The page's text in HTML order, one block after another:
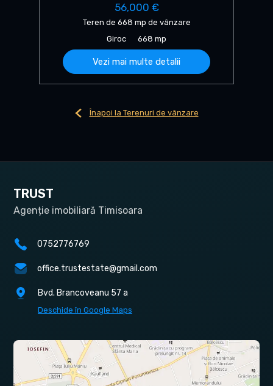
56,000 €
Teren de 668 mp de vânzare
Giroc
668 mp
Vezi mai multe detalii
Înapoi la Terenuri de vânzare
TRUST
Agenție imobiliară Timisoara
0752776769
office.trustestate@gmail.com
Bvd. Brancoveanu 57 a
Deschide în Google Maps